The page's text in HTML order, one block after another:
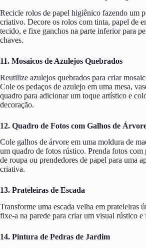
Recicle rolos de papel higiênico fazendo um
criativo. Decore os rolos com tinta, papel de
tecido, e fixe ganchos na parte inferior para
chaves.
11. Mosaicos de Azulejos Quebrados
Reutilize azulejos quebrados para criar
Cole os pedaços de azulejo em uma mesa,
quadro para adicionar um toque artístico e
decoração.
12. Quadro de Fotos com Galhos de
Cole galhos de árvore em uma moldura de
um quadro de fotos rústico. Prenda fotos com
de roupa ou prendedores de papel para uma
criativa.
13. Prateleiras de Escada
Transforme uma escada velha em prateleiras
fixe-a na parede para criar um visual rústico e
14. Pintura de Pedras de Jardim